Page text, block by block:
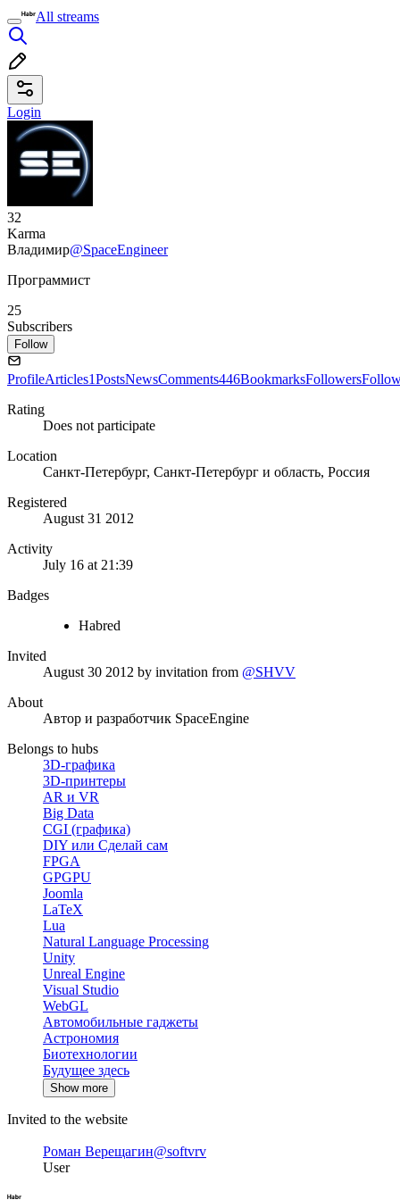
All streams
Login
32
Karma
Владимир@SpaceEngineer
Программист
25
Subscribers
Follow
ProfileArticles1PostsNewsComments446BookmarksFollowers
Rating
Does not participate
Location
Санкт-Петербург, Санкт-Петербург и область, Россия
Registered
August 31 2012
Activity
July 16 at 21:39
Badges
Habred
Invited
August 30 2012 by invitation from @SHVV
About
Автор и разработчик SpaceEngine
Belongs to hubs
3D-графика
3D-принтеры
AR и VR
Big Data
CGI (графика)
DIY или Сделай сам
FPGA
GPGPU
Joomla
LaTeX
Lua
Natural Language Processing
Unity
Unreal Engine
Visual Studio
WebGL
Автомобильные гаджеты
Астрономия
Биотехнологии
Будущее здесь
Show more
Invited to the website
Роман Верещагин@softvrv
User